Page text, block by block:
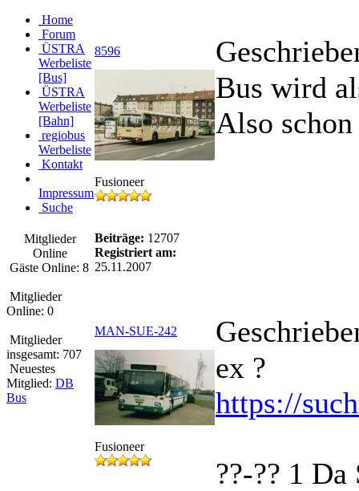
Home
Forum
ÜSTRA
Werbeliste
[Bus]
ÜSTRA
Werbeliste
[Bahn]
regiobus
Werbeliste
Kontakt
Impressum
Suche
Mitglieder
Online
Gäste Online: 8
Mitglieder
Online: 0
Mitglieder
insgesamt: 707
Neuestes
Mitglied: DB
Bus
8596
Fusioneer
Beiträge: 12707
Registriert am:
25.11.2007
Bus wird
Also
MAN-SUE-242
Fusioneer
ex ?
https://
??-?? 1